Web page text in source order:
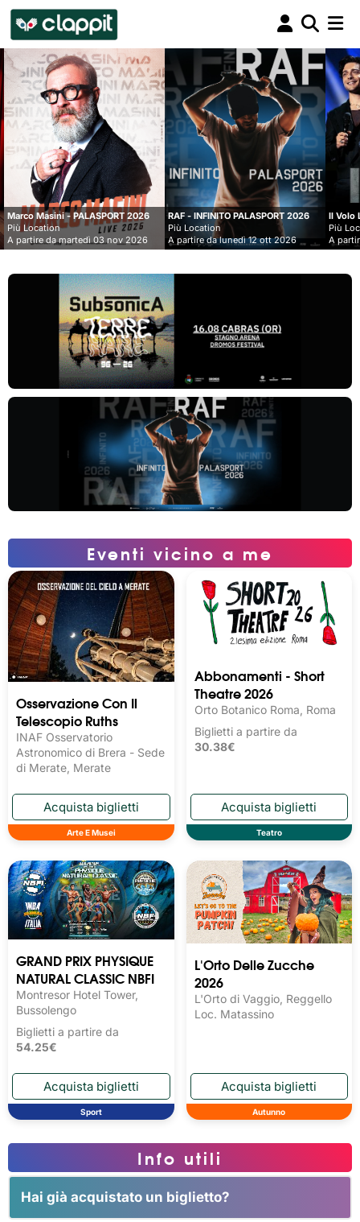
Clappit
biglietteria
2026
nov 2026
RAF - INFINITO PALASPORT 2026
Più Location
A partire da lunedì 12 ott 2026
Il Volo Live nei Palasport
Più Location
A partire da lunedì 07 dic
Eventi vicino a me
Osservazione Con Il
Telescopio Ruths
INAF Osservatorio
Astronomico di Brera - Sede
di Merate, Merate
Arte E Musei
Abbonamenti - Short
Theatre 2026
Orto Botanico Roma, Roma
Biglietti a partire da
30.38€
Teatro
GRAND PRIX PHYSIQUE
NATURAL CLASSIC NBFI
Montresor Hotel Tower,
Bussolengo
Biglietti a partire da
54.25€
Sport
L'Orto Delle Zucche
2026
L'Orto di Vaggio, Reggello
Loc. Matassino
Autunno
Info utili
Hai già acquistato un biglietto?